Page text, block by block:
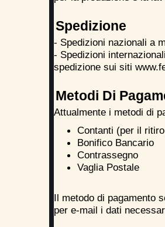
Spedizione
- Spedizioni nazionali a
- Spedizioni
spedizione sui siti
Metodi Di
Attualmente i metodi di
Contanti (per il
Bonifico Bancario
Contrassegno
Vaglia Postale
Il metodo di pagamento
per e-mail i dati